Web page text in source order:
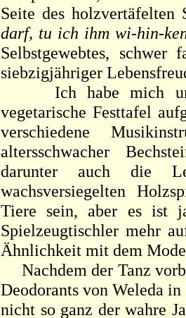
Seite des
darf, tu ich ihm wi-hin-
Selbstgewebtes, schwer
siebzigjähriger
Ich habe mich
vegetarische Festtafel
verschiedene
altersschwacher
darunter auch die
wachsversiegelten
Tiere sein, aber es ist
Spielzeugtischler mehr
Ähnlichkeit mit dem
Nachdem der Tanz
Deodorants von Weleda
nicht so ganz der wahre